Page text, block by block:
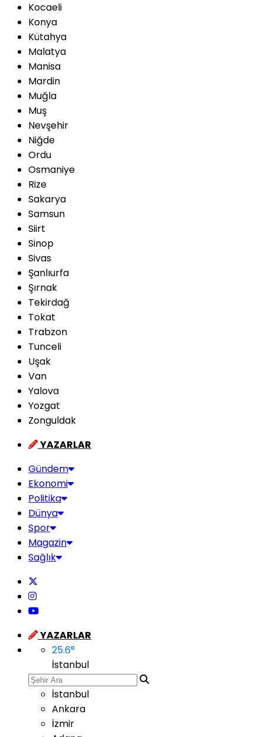
Kocaeli
Konya
Kütahya
Malatya
Manisa
Mardin
Muğla
Muş
Nevşehir
Niğde
Ordu
Osmaniye
Rize
Sakarya
Samsun
Siirt
Sinop
Sivas
Şanlıurfa
Şırnak
Tekirdağ
Tokat
Trabzon
Tunceli
Uşak
Van
Yalova
Yozgat
Zonguldak
YAZARLAR
Gündem
Ekonomi
Politika
Dünya
Spor
Magazin
Sağlık
YAZARLAR
25.6°
İstanbul
İstanbul
Ankara
İzmir